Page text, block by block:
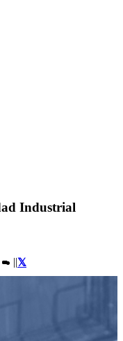
Industrial